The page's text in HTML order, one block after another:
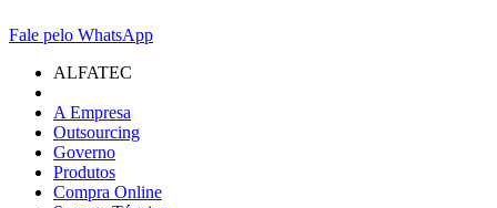
Fale pelo WhatsApp
ALFATEC
A Empresa
Outsourcing
Governo
Produtos
Compra Online